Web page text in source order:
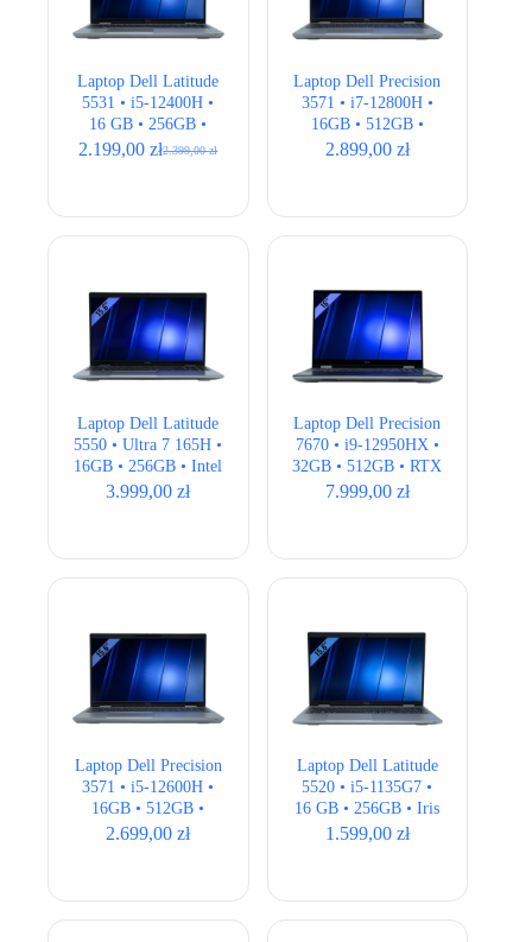
Laptop Dell Latitude
5531 • i5-12400H •
16 GB • 256GB •
Intel Iris Xe • 15,6″
2.399,00zł
Pierwotna
2.399,00 zł.
2.199,00zł
Aktualna
2.199,00 zł.
Laptop Dell Precision
3571 • i7-12800H •
16GB • 512GB •
T600 4GB • 15,6″
2.899,00 zł
Laptop Dell Latitude
5550 • Ultra 7 165H •
16GB • 256GB • Intel
Graphics • 15,6″ Full
3.999,00zł
Laptop Dell Precision
7670 • i9-12950HX •
32GB • 512GB • RTX
3080Ti 16GB • 16″
7.999,00 zł
Laptop Dell Precision
3571 • i5-12600H •
16GB • 512GB •
T600 4GB • 15,6″
2.699,00zł
Laptop Dell Latitude
5520 • i5-1135G7 •
16 GB • 256GB • Iris
Xe • 15,6 ” Full HD
1.599,00 zł